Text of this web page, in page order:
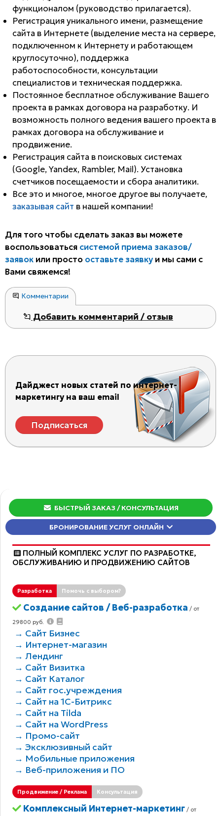
функционалом (руководство прилагается).
Регистрация уникального имени, размещение
сайта в Интернете (выделение места на сервере,
подключенном к Интернету и работающем
круглосуточно), поддержка
работоспособности, консультации
специалистов и техническая поддержка.
Постоянное бесплатное обслуживание Вашего
проекта в рамках договора на разработку. И
возможность полного ведения вашего проекта в
рамках договора на обслуживание и
продвижение.
Регистрация сайта в поисковых системах
(Google, Yandex, Rambler, Mail). Установка
счетчиков посещаемости и сбора аналитики.
Все это и многое, многое другое вы получаете,
заказывая сайт в нашей компании!
Для того чтобы сделать заказ вы можете
воспользоваться системой приема заказов/
заявок или просто оставьте заявку и мы сами с
Вами свяжемся!
Комментарии
Добавить комментарий / отзыв
Дайджест новых статей по интернет-
маркетингу на ваш email
Подписаться
БЫСТРЫЙ ЗАКАЗ / КОНСУЛЬТАЦИЯ
БРОНИРОВАНИЕ УСЛУГ ОНЛАЙН
ПОЛНЫЙ КОМПЛЕКС УСЛУГ ПО РАЗРАБОТКЕ,
ОБCЛУЖИВАНИЮ И ПРОДВИЖЕНИЮ САЙТОВ
Разработка Помочь с выбором?
Создание сайтов / Веб-разработка / от
29800 руб.
→ Сайт Бизнес
→ Интернет-магазин
→ Лендинг
→ Сайт Визитка
→ Сайт Каталог
→ Сайт гос.учреждения
→ Сайт на 1С-Битрикс
→ Сайт на Tilda
→ Сайт на WordPress
→ Промо-сайт
→ Эксклюзивный сайт
→ Мобильные приложения
→ Веб-приложения и ПО
Продвижение / Реклама Консультация
Комплексный Интернет-маркетинг/ от